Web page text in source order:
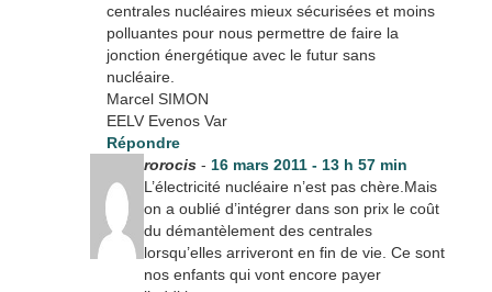
centrales nucléaires mieux sécurisées et moins
polluantes pour nous permettre de faire la
jonction énergétique avec le futur sans
nucléaire.
Marcel SIMON
EELV Evenos Var
Répondre
rorocis- 16 mars 2011 - 13 h 57 min
L’électricité nucléaire n’est pas chère.Mais
on a oublié d’intégrer dans son prix le coût
du démantèlement des centrales
lorsqu’elles arriveront en fin de vie. Ce sont
nos enfants qui vont encore payer